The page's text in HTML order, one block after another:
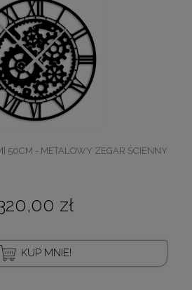
50CM - METALOWY ZEGAR ŚCIENNY
zł
KUP MNIE!